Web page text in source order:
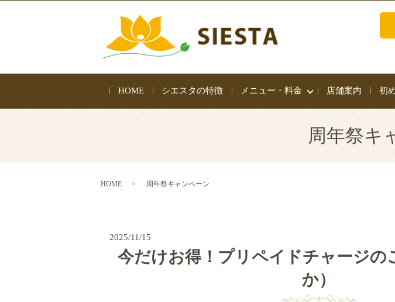
HOME シエスタの特徴 メニュー・料金 店舗案内 初
周年祭キ
HOME 周年祭キャンペーン
2025/11/15
今だけお得！プリペイドチャージの
か）